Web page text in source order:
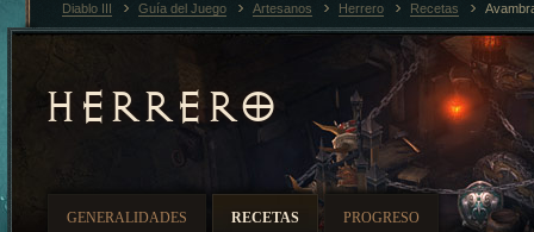
HERRERO
GENERALIDADES RECETAS PROGRESO
Diablo III Guía del Juego Artesanos Herrero Recetas